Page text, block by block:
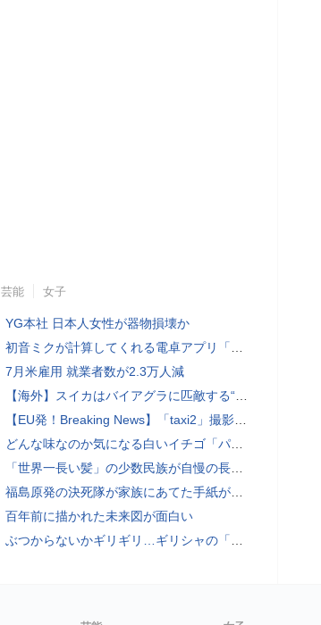
芸能 女子
YG本社 日本人女性が器物損壊か
初音ミクが計算してくれる電卓アプリ「電卓 - Desktop Mate Widgets」を使ってみた、数字を読み上げて計算に悩む姿も見せてくれる
7月米雇用 就業者数が2.3万人減
【海外】スイカはバイアグラに匹敵する“夜の果実”だった！米テキサスの大学研究所が発表。
【EU発！Breaking News】「taxi2」撮影中スタントシーンでカメラマンが死亡、有罪へ（フランス）
どんな味なのか気になる白いイチゴ「パインベリー」が登場…イギリス
「世界一長い髪」の少数民族が自慢の長い髪を観光客に披露
福島原発の決死隊が家族にあてた手紙が感動を呼ぶ＝香港
百年前に描かれた未来図が面白い
ぶつからないかギリギリ…ギリシャの「コリントス運河」を船が通過する写真いろいろ